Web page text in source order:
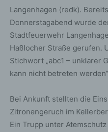
Langenhagen (redk).
Donnerstagabend wurde
Stadtfeuerwehr
Haßlocher Straße gerufen.
Stichwort „abc1 – unklarer
kann nicht betreten
Bei Ankunft stellten die
Zitronengeruch im
Ein Trupp unter